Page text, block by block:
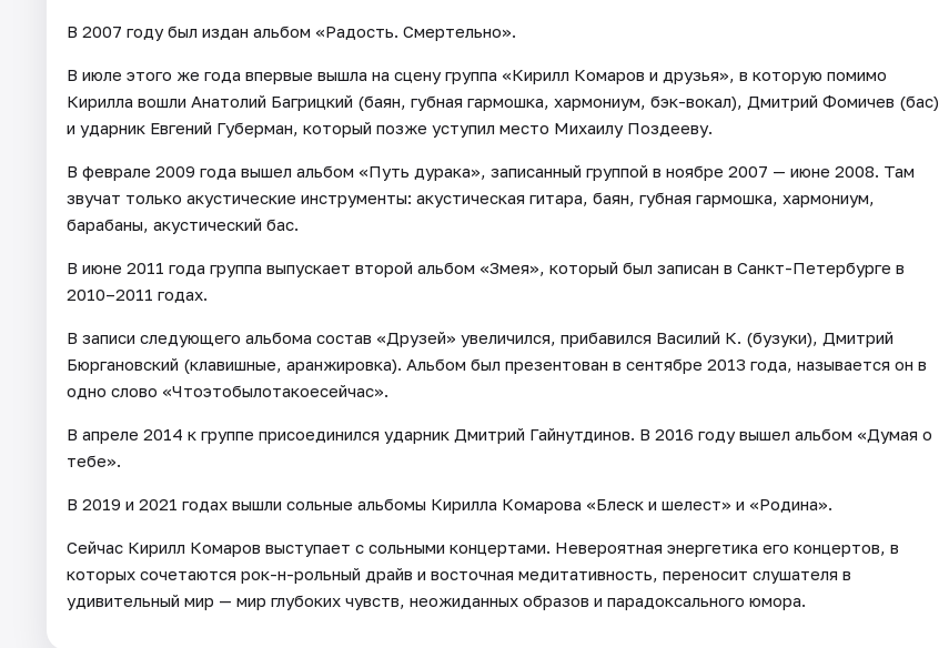
В 2007 году был издан альбом «Радость. Смертельно».
В июле этого же года впервые вышла на сцену группа «Кирилл Комаров и друзья», в которую помимо
Кирилла вошли Анатолий Багрицкий (баян, губная гармошка, хармониум, бэк-вокал), Дмитрий Фомичев (бас)
и ударник Евгений Губерман, который позже уступил место Михаилу Поздееву.
В феврале 2009 года вышел альбом «Путь дурака», записанный группой в ноябре 2007 — июне 2008. Там
звучат только акустические инструменты: акустическая гитара, баян, губная гармошка, хармониум,
барабаны, акустический бас.
В июне 2011 года группа выпускает второй альбом «Змея», который был записан в Санкт-Петербурге в
2010–2011 годах.
В записи следующего альбома состав «Друзей» увеличился, прибавился Василий К. (бузуки), Дмитрий
Бюргановский (клавишные, аранжировка). Альбом был презентован в сентябре 2013 года, называется он в
одно слово «Чтоэтобылотакоесейчас».
В апреле 2014 к группе присоединился ударник Дмитрий Гайнутдинов. В 2016 году вышел альбом «Думая о
тебе».
В 2019 и 2021 годах вышли сольные альбомы Кирилла Комарова «Блеск и шелест» и «Родина».
Сейчас Кирилл Комаров выступает с сольными концертами. Невероятная энергетика его концертов, в
которых сочетаются рок-н-рольный драйв и восточная медитативность, переносит слушателя в
удивительный мир — мир глубоких чувств, неожиданных образов и парадоксального юмора.